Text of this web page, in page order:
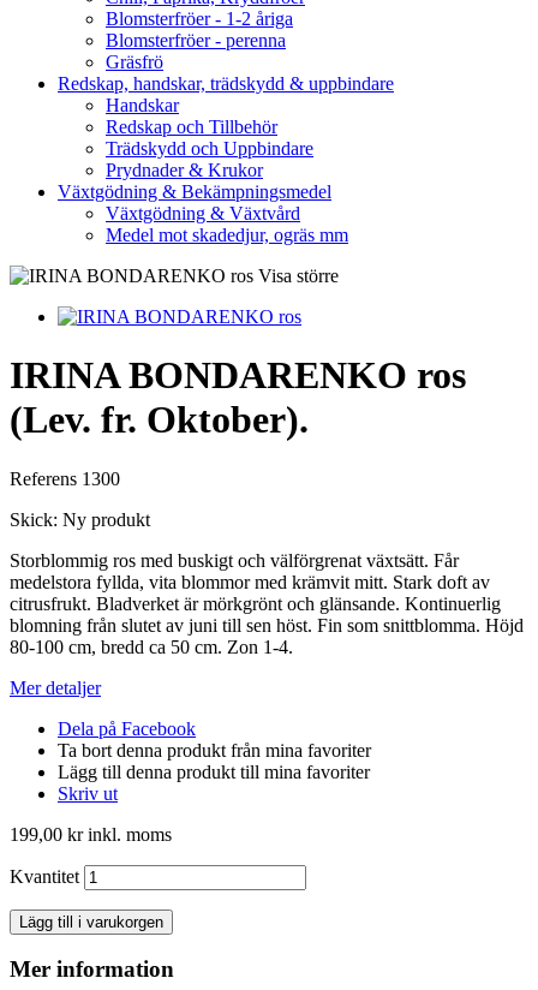
Blomsterfröer - 1-2 åriga
Blomsterfröer - perenna
Gräsfrö
Redskap, handskar, trädskydd & uppbindare
Handskar
Redskap och Tillbehör
Trädskydd och Uppbindare
Prydnader & Krukor
Växtgödning & Bekämpningsmedel
Växtgödning & Växtvård
Medel mot skadedjur, ogräs mm
Visa större
IRINA BONDARENKO ros
(Lev. fr. Oktober).
Referens 1300
Skick: Ny produkt
Storblommig ros med buskigt och välförgrenat växtsätt. Får
medelstora fyllda, vita blommor med krämvit mitt. Stark doft av
citrusfrukt. Bladverket är mörkgrönt och glänsande. Kontinuerlig
blomning från slutet av juni till sen höst. Fin som snittblomma. Höjd
80-100 cm, bredd ca 50 cm. Zon 1-4.
Mer detaljer
Dela på Facebook
Ta bort denna produkt från mina favoriter
Lägg till denna produkt till mina favoriter
Skriv ut
199,00 krinkl. moms
Kvantitet
Lägg till i varukorgen
Mer information